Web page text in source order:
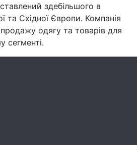
Туризм
Погода
здебільшого в
та Східної Європи. Компанія
продажу одягу та товарів для
сегменті.